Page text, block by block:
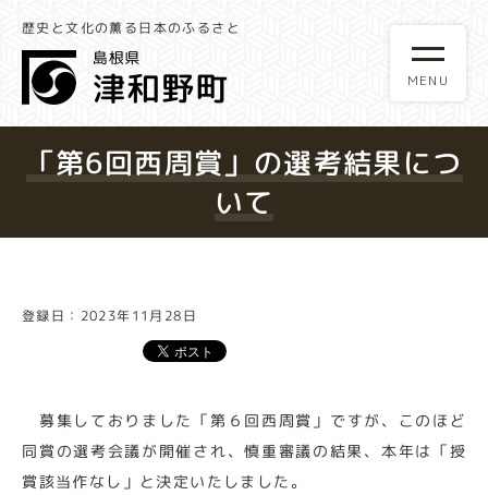
歴史と文化の薫る日本のふるさと
「第6回西周賞」の選考結果につ
いて
登録日：2023年11月28日
募集しておりました「第６回西周賞」ですが、このほど
同賞の選考会議が開催され、慎重審議の結果、本年は「授
賞該当作なし」と決定いたしました。